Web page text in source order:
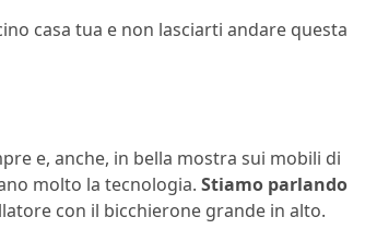
casa tua e non lasciarti andare questa
e, anche, in bella mostra sui mobili di
molto la tecnologia. Stiamo parlando
con il bicchierone grande in alto.